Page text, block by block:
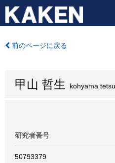
前のページに戻る
甲山 哲生 kohyama
研究者番号
50793379